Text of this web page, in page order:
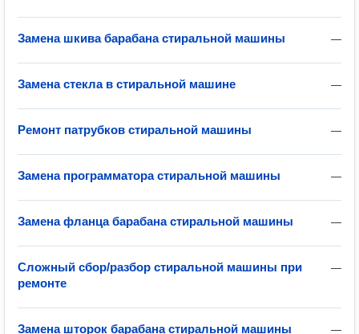
—
Замена шкива барабана стиральной машины
—
Замена стекла в стиральной машине
—
Ремонт патрубков стиральной машины
—
Замена программатора стиральной машины
—
Замена фланца барабана стиральной машины
—
Сложный сбор/разбор стиральной машины при
ремонте
—
Замена шторок барабана стиральной машины